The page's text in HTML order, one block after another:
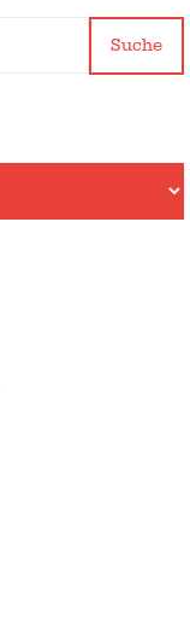
Suche